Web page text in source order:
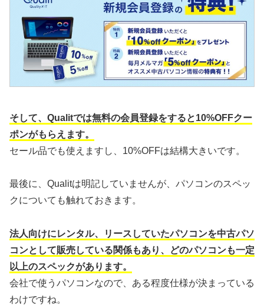
そして、Qualitでは無料の会員登録をすると10%OFFクー
ポンがもらえます。
セール品でも使えますし、10%OFFは結構大きいです。
最後に、Qualitは明記していませんが、パソコンのスペッ
クについても触れておきます。
法人向けにレンタル、リースしていたパソコンを中古パソ
コンとして販売している関係もあり、どのパソコンも一定
以上のスペックがあります。
会社で使うパソコンなので、ある程度仕様が決まっている
わけですね。